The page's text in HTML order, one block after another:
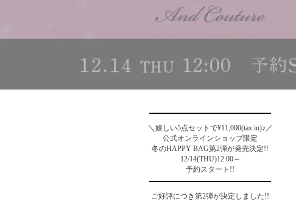
＼嬉しい5点セットで¥11,000(tax in)♪／
公式オンラインショップ限定
冬のHAPPY BAG第2弾が発売決定!!
12/14(THU)12:00～
予約スタート!!
ご好評につき第2弾が決定しました!!